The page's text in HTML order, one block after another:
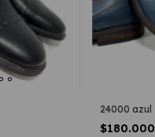
24000 azul
$180.000